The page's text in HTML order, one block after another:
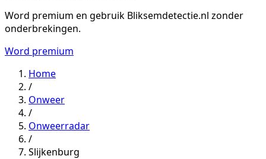
Word premium en gebruik Bliksemdetectie.nl zonder
onderbrekingen.
Word premium
Home
/
Onweer
/
Onweerradar
/
Slijkenburg